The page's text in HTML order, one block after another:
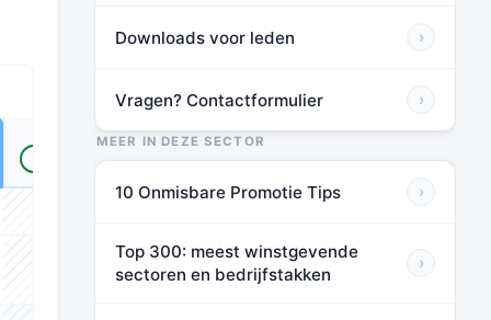
TOT HUIDIG*
VOOR LEDEN
⬛⬛⬛
Downloads voor leden ›
Vragen? Contactformulier ›
MEER IN DEZE SECTOR
10 Onmisbare Promotie Tips ›
Top 300: meest winstgevende
sectoren en bedrijfstakken
›